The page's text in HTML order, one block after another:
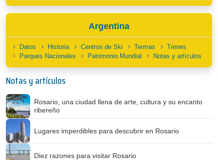
Argentina
Datos Historia Centros de Ski Termas
Trenes
Parques Nacionales
Patrimonio Mundial Notas y artículos
Notas y artículos
Rosario, una ciudad llena de arte, cultura y su encanto
ribereño
Lugares imperdibles para descubrir en Rosario
Diez razones para visitar Rosario